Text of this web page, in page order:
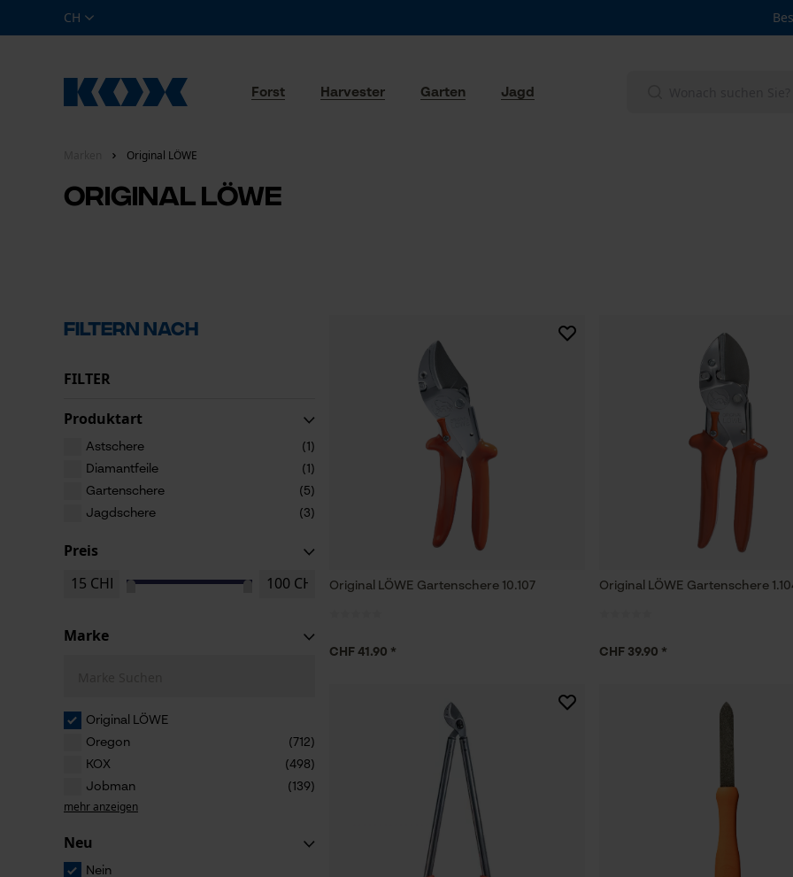
CH
Forst Harvester Garten Jagd
Original LÖWE
Original LÖWE
Filtern nach
FILTER
Produktart
Astschere
(1)
Diamantfeile
(1)
Gartenschere
(5)
Jagdschere
(3)
Preis
Marke
Original LÖWE
Oregon
(712)
KOX
(498)
Jobman
(139)
mehr anzeigen
Neu
Nein
Original LÖWE Gartenschere 10.107
CHF 41.90 *
Original LÖWE Gartenschere
CHF 39.90 *